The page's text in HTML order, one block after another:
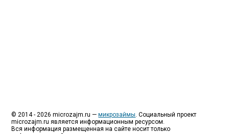
© 2014 - 2026 microzajm.ru —микрозаймы. Социальный проект
microzajm.ru является информационным ресурсом.
Вся информация размещенная на сайте носит только